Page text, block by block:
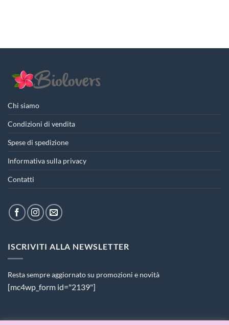
Chi siamo
Condizioni di vendita
Spese di spedizione
Informativa sulla privacy
Contatti
ISCRIVITI ALLA NEWSLETTER
Resta sempre aggiornato su promozioni e novità
[mc4wp_form id="2139"]
PAGAMENTI ACCETTATI